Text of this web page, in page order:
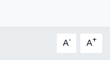
A- A+